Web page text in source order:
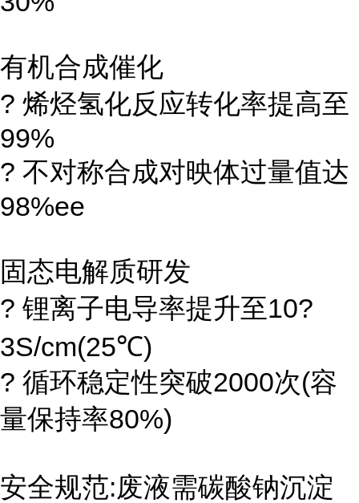
有机合成催化
? 烯烃氢化反应转化率提高至
99%
? 不对称合成对映体过量值达
98%ee
固态电解质研发
? 锂离子电导率提升至10?
3S/cm(25℃)
? 循环稳定性突破2000次(容
量保持率80%)
安全规范:废液需碳酸钠沉淀